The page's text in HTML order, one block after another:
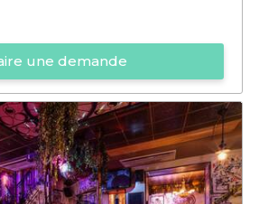
une demande